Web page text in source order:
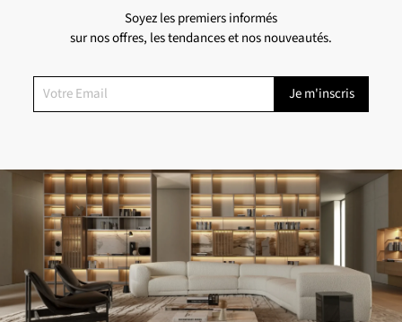
Soyez les premiers informés
sur nos offres, les tendances et nos nouveautés.